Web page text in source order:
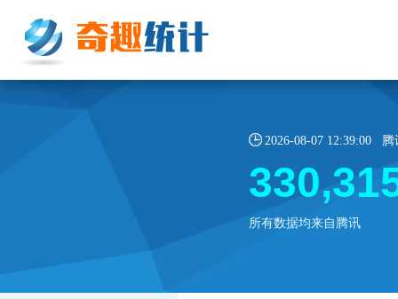
2026-08-07 12:39:00
所有数据均来自腾讯